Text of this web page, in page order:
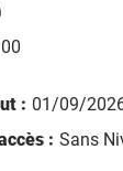
: 01/09/
: Sans